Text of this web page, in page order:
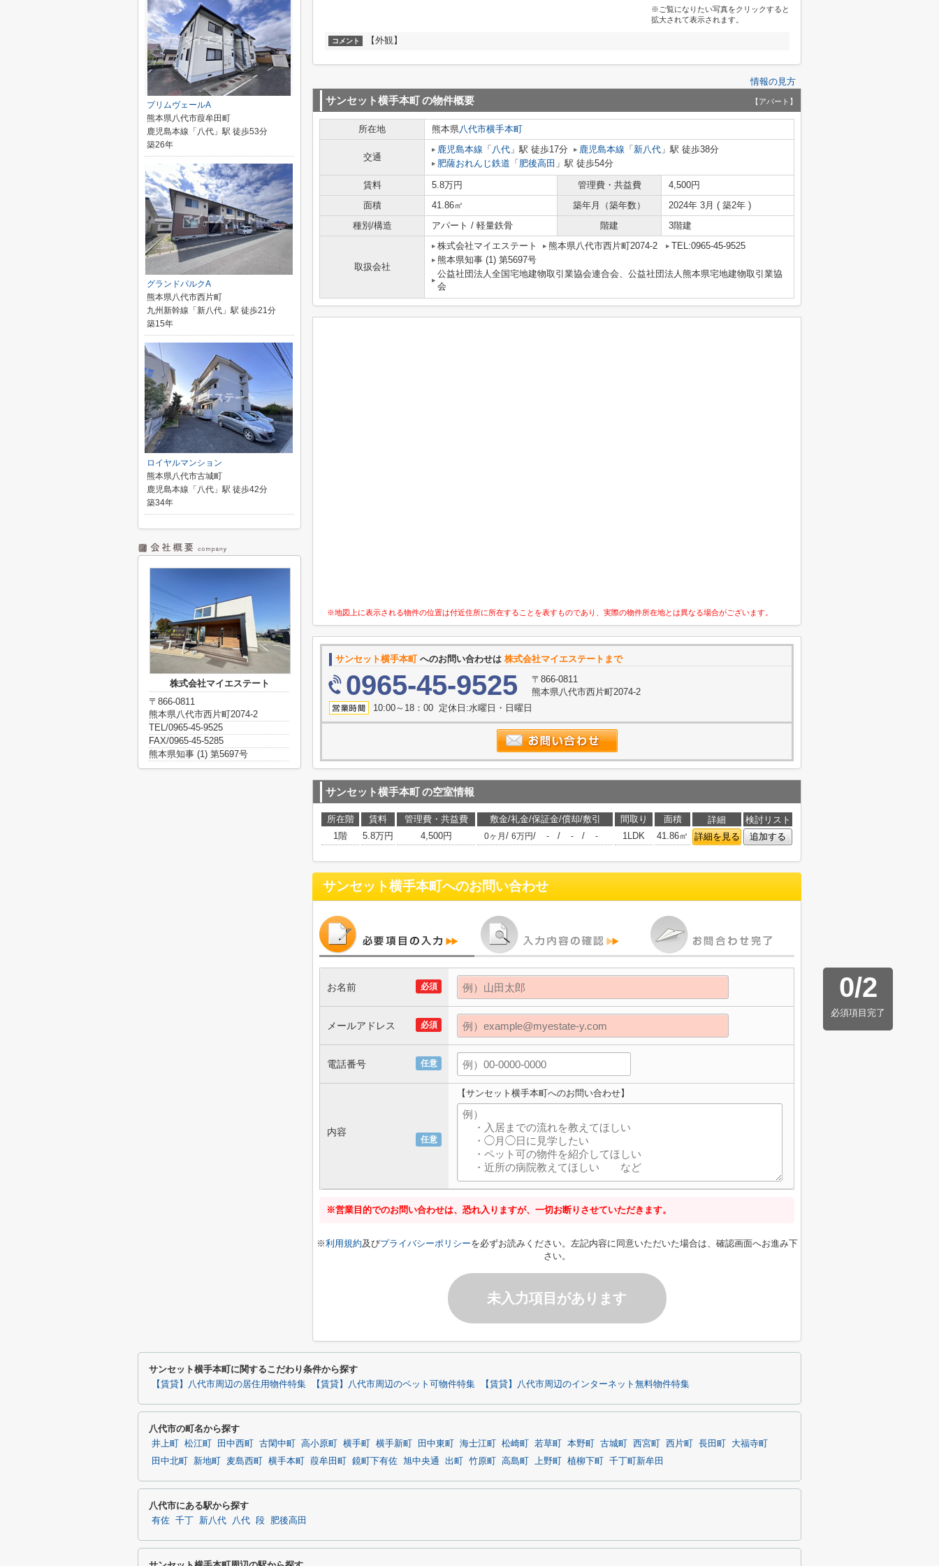
※ご覧になりたい写真をクリックすると
拡大されて表示されます。
コメント 【外観】
情報の見方
サンセット横手本町の物件概要 【アパート】
所在地 熊本県八代市横手本町
交通
鹿児島本線 「 八代 」駅 徒歩17分 鹿児島本線 「 新八代 」駅 徒歩38分
肥薩おれんじ鉄道 「 肥後高田 」駅 徒歩54分
賃料 5.8万円 管理費・共益費
4,500円
面積
41.86㎡ 築年月（築年数）
2024年 3月 ( 築2年 )
種別/構造
アパート / 軽量鉄骨 階建 3階建
取扱会社
株式会社マイエステート 熊本県八代市西片町2074-2
TEL:0965-45-9525
熊本県知事 (1) 第5697号
公益社団法人全国宅地建物取引業協会連合会、公益社団法人熊本県宅地建物取引業協
会
※地図上に表示される物件の位置は付近住所に所在することを表すものであり、実際の物件所在地とは異なる場合がございます。
サンセット横手本町へのお問い合わせは 株式会社マイエステートまで
0965-45-9525
〒866-0811
熊本県八代市西片町2074-2
10:00～18：00 定休日:水曜日・日曜日
サンセット横手本町の空室情報
所在階 賃料 管理費・共益費 敷金/礼金/保証金/償却/敷引 間取り 面積 詳細
検討リスト
1階
5.8万円 4,500円 0ヶ月 / 6万円/ - / - / - 1LDK 41.86㎡ 詳細を見る 追加する
サンセット横手本町へのお問い合わせ
0/2
必須項目完了
必須
お名前
必須
メールアドレス
任意
電話番号
任意
内容
【サンセット横手本町へのお問い合わせ】
※営業目的でのお問い合わせは、恐れ入りますが、一切お断りさせていただきます。
※利用規約及びプライバシーポリシーを必ずお読みください。左記内容に同意いただいた場合は、確認画面へお進み下
さい。
未入力項目があります
プリムヴェールA
熊本県八代市葭牟田町
鹿児島本線「八代」駅 徒歩53分
築26年
グランドパルクA
熊本県八代市西片町
九州新幹線「新八代」駅 徒歩21分
築15年
ロイヤルマンション
熊本県八代市古城町
鹿児島本線「八代」駅 徒歩42分
築34年
株式会社マイエステート
〒866-0811
熊本県八代市西片町2074-2
TEL/0965-45-9525
FAX/0965-45-5285
熊本県知事 (1) 第5697号
サンセット横手本町に関するこだわり条件から探す
【賃貸】八代市周辺の居住用物件特集 【賃貸】八代市周辺のペット可物件特集 【賃貸】八代市周辺のインターネット無料物件特集
八代市の町名から探す
井上町 松江町 田中西町 古閑中町 高小原町 横手町 横手新町 田中東町 海士江町 松崎町 若草町 本野町 古城町 西宮町 西片町 長田町
大福寺町
田中北町
新地町 麦島西町 横手本町 葭牟田町 鏡町下有佐 旭中央通 出町 竹原町 高島町 上野町 植柳下町 千丁町新牟田
八代市にある駅から探す
有佐 千丁 新八代 八代 段 肥後高田